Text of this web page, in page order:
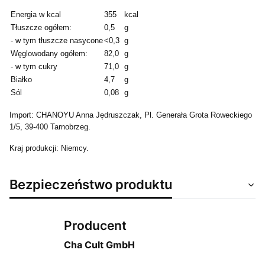
Energia w kcal 355
kcal
Tłuszcze ogółem:
0,5
g
- w tym tłuszcze nasycone<0,3 g
Węglowodany ogółem:
82,0 g
- w tym cukry
71,0 g
Białko
4,7
g
Sól
0,08 g
Import: CHANOYU Anna Jędruszczak, Pl. Generała Grota Roweckiego
1/5, 39-400 Tarnobrzeg.
Kraj produkcji: Niemcy.
Bezpieczeństwo produktu
Producent
Cha Cult GmbH